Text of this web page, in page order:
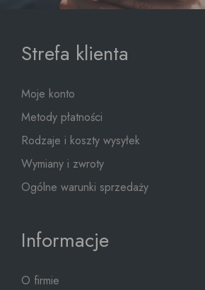
Strefa klienta
Moje konto
Metody płatności
Rodzaje i koszty wysyłek
Wymiany i zwroty
Ogólne warunki sprzedaży
Informacje
O firmie